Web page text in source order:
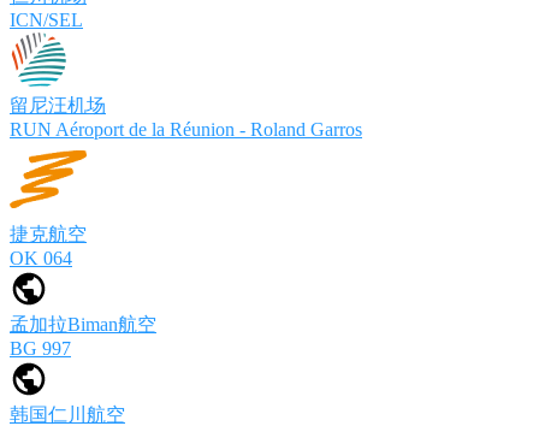
ICN/SEL
留尼汪机场
RUN Aéroport de la Réunion - Roland Garros
捷克航空
OK 064
孟加拉Biman航空
BG 997
韩国仁川航空